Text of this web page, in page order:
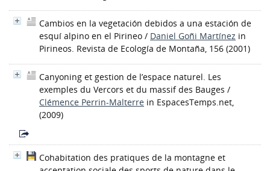
Cambios en la vegetación debidos a una estación de
esquí alpino en el Pirineo / Daniel Goñi Martínez in
Pirineos. Revista de Ecología de Montaña, 156 (2001)
Canyoning et gestion de l’espace naturel. Les
exemples du Vercors et du massif des Bauges /
Clémence Perrin-Malterre in EspacesTemps.net,
(2009)
Cohabitation des pratiques de la montagne et